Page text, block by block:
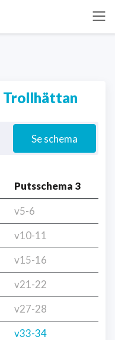
Trollhättan
Se schema
Putsschema 3
v5-6
v10-11
v15-16
v21-22
v27-28
v33-34